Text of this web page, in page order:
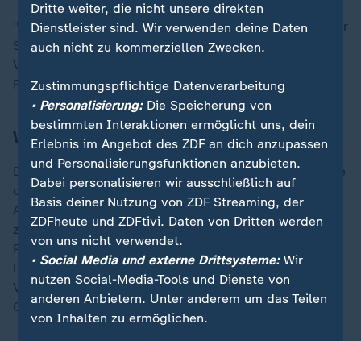
"Das ist ein außergewöhnliches Ereignis, ein atypischer
Systemausfall", sagte der Elektroingenieur Humberto
Verdejo von der Universität von Santiago dem
Radiosender Cooperativa.
Warnung an Autofahrer ausgegeben
Die U-Bahn in der Hauptstadt Santiago de Chile stellte
den Betrieb ein. Das Verkehrsministerium warnte die
Autofahrer im Großraum Santiago zur Vorsicht, da
zahlreiche Ampeln ausfielen. "Es ist ein riesiges
Problem, und wir versuchen, es so gut wie möglich zu
lösen, aber wir können nicht zaubern", sagte
Verkehrsminister Juan Carlos Muñoz dem Sender
Cooperativa.
Dritte weiter, die nicht unsere direkten
Dienstleister sind. Wir verwenden deine Daten
auch nicht zu kommerziellen Zwecken.
Zustimmungspflichtige Datenverarbeitung
• Personalisierung:Die Speicherung von
bestimmten Interaktionen ermöglicht uns, dein
Erlebnis im Angebot des ZDF an dich anzupassen
und Personalisierungsfunktionen anzubieten.
Dabei personalisieren wir ausschließlich auf
Basis deiner Nutzung von ZDF Streaming, der
ZDFheute und ZDFtivi. Daten von Dritten werden
von uns nicht verwendet.
• Social Media und externe Drittsysteme:Wir
nutzen Social-Media-Tools und Dienste von
anderen Anbietern. Unter anderem um das Teilen
von Inhalten zu ermöglichen.